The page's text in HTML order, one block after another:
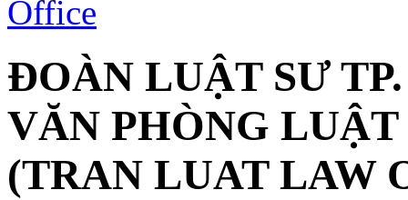
ĐOÀN LUẬT SƯ
VĂN PHÒNG
(TRAN LUAT LAW